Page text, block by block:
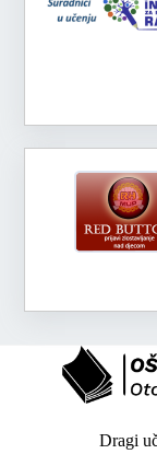
Dragi